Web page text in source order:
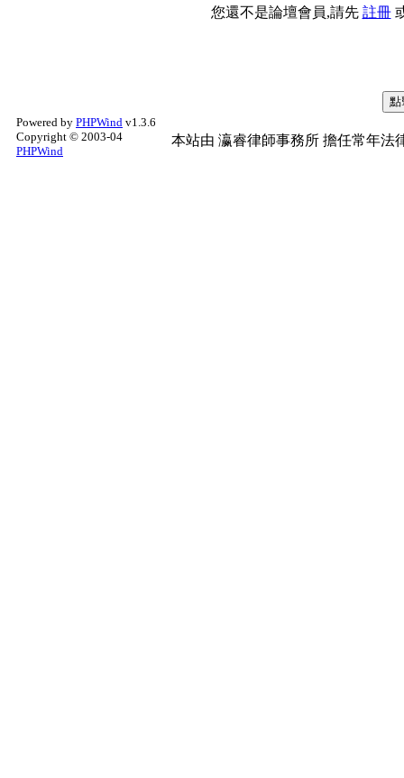
您還不是論壇會員,請先 註冊
Powered by PHPWind v1.3.6
Copyright © 2003-04
PHPWind
本站由 瀛睿律師事務所 擔任常年法